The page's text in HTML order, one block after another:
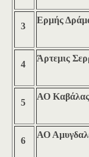
3
Ερμής
4
Άρτεμις
5
ΑΟ Καβάλας
6
ΑΟ